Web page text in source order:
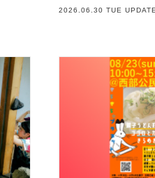
2026.06.30 TUE